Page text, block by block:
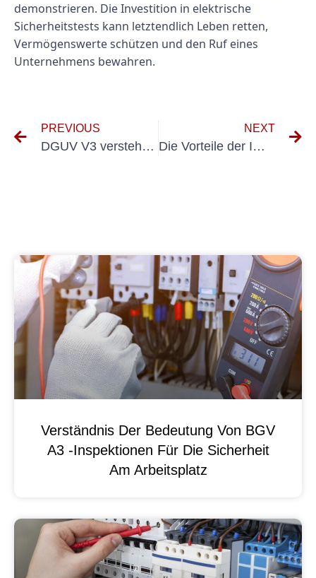
demonstrieren. Die Investition in elektrische
Sicherheitstests kann letztendlich Leben retten,
Vermögenswerte schützen und den Ruf eines
Unternehmens bewahren.
PREVIOUS
DGUV V3 verstehen: Was wird im Inspektionsprozess behandelt?
NEXT
Die Vorteile der Implementierung von E-Check DGUV für die Sicherheit am Arbeitsplatz
Verständnis Der Bedeutung Von BGV
A3 -Inspektionen Für Die Sicherheit
Am Arbeitsplatz